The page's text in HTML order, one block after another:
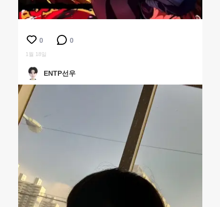
0 0
1월 18일
ENTP선우